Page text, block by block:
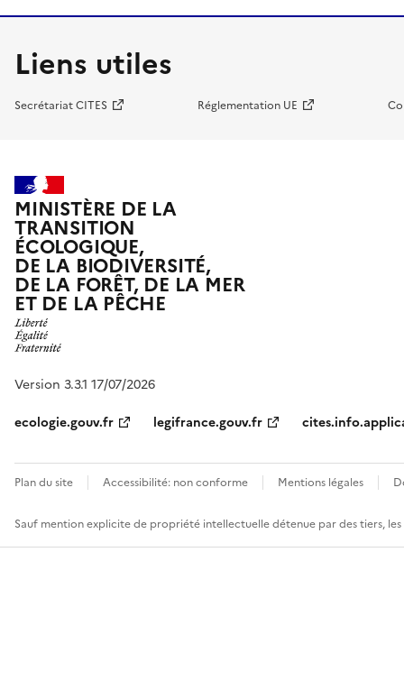
Liens utiles
Secrétariat CITES Réglementation UE
MINISTÈRE DE LA
TRANSITION
ÉCOLOGIQUE,
DE LA BIODIVERSITÉ,
DE LA FORÊT, DE LA MER
ET DE LA PÊCHE
Version 3.3.1 17/07/2026
ecologie.gouv.fr
legifrance.gouv.fr
Plan du site Accessibilité: non conforme Mentions légales
Sauf mention explicite de propriété intellectuelle détenue par des tiers,